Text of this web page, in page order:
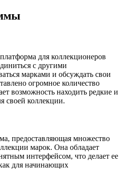
для коллекционеров
с другими
марками и обсуждать свои
огромное количество
возможность находить редкие и
своей коллекции.
предоставляющая множество
марок. Она обладает
интерфейсом, что делает ее
для начинающих